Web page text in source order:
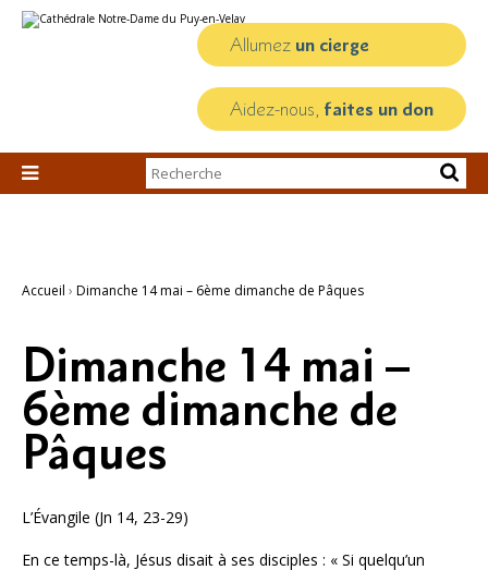
au
personnels
Allumez un cierge
Aidez-nous, faites un don

Chercher par
Recherche
Accueil › Dimanche 14 mai – 6ème dimanche de Pâques
Dimanche 14 mai –
6ème dimanche de
Pâques
L’Évangile (Jn 14, 23-29)
En ce temps-là, Jésus disait à ses disciples : « Si quelqu’un